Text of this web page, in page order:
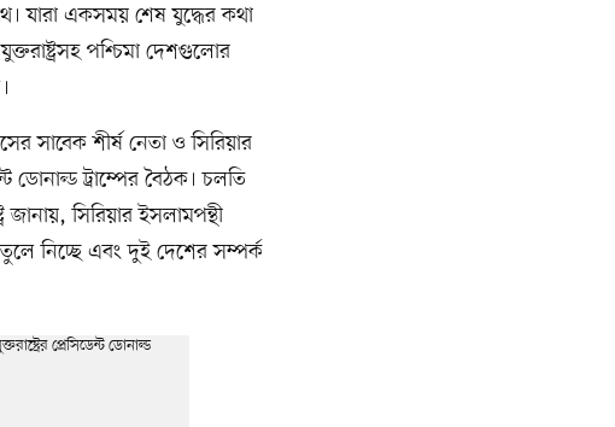
যারা একসময় শেষ যুদ্ধের কথা
পশ্চিমা দেশগুলোর
শীর্ষ নেতা ও সিরিয়ার
ডোনাল্ড ট্রাম্পের বৈঠক। চলতি
সিরিয়ার ইসলামপন্থী
নিচ্ছে এবং দুই দেশের সম্পর্ক